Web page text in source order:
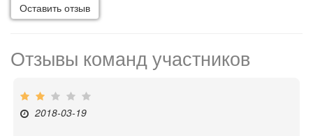
Оставить отзыв
Отзывы команд участников
2018-03-19